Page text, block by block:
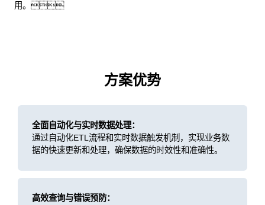
用。
方案优势
全面自动化与实时数据处理：
通过自动化ETL流程和实时数据触发机制，实现业务数
据的快速更新和处理，确保数据的时效性和准确性。
高效查询与错误预防：